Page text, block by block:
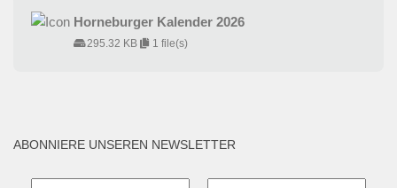
Horneburger Kalender 2026
295.32 KB 1 file(s)
ABONNIERE UNSEREN NEWSLETTER